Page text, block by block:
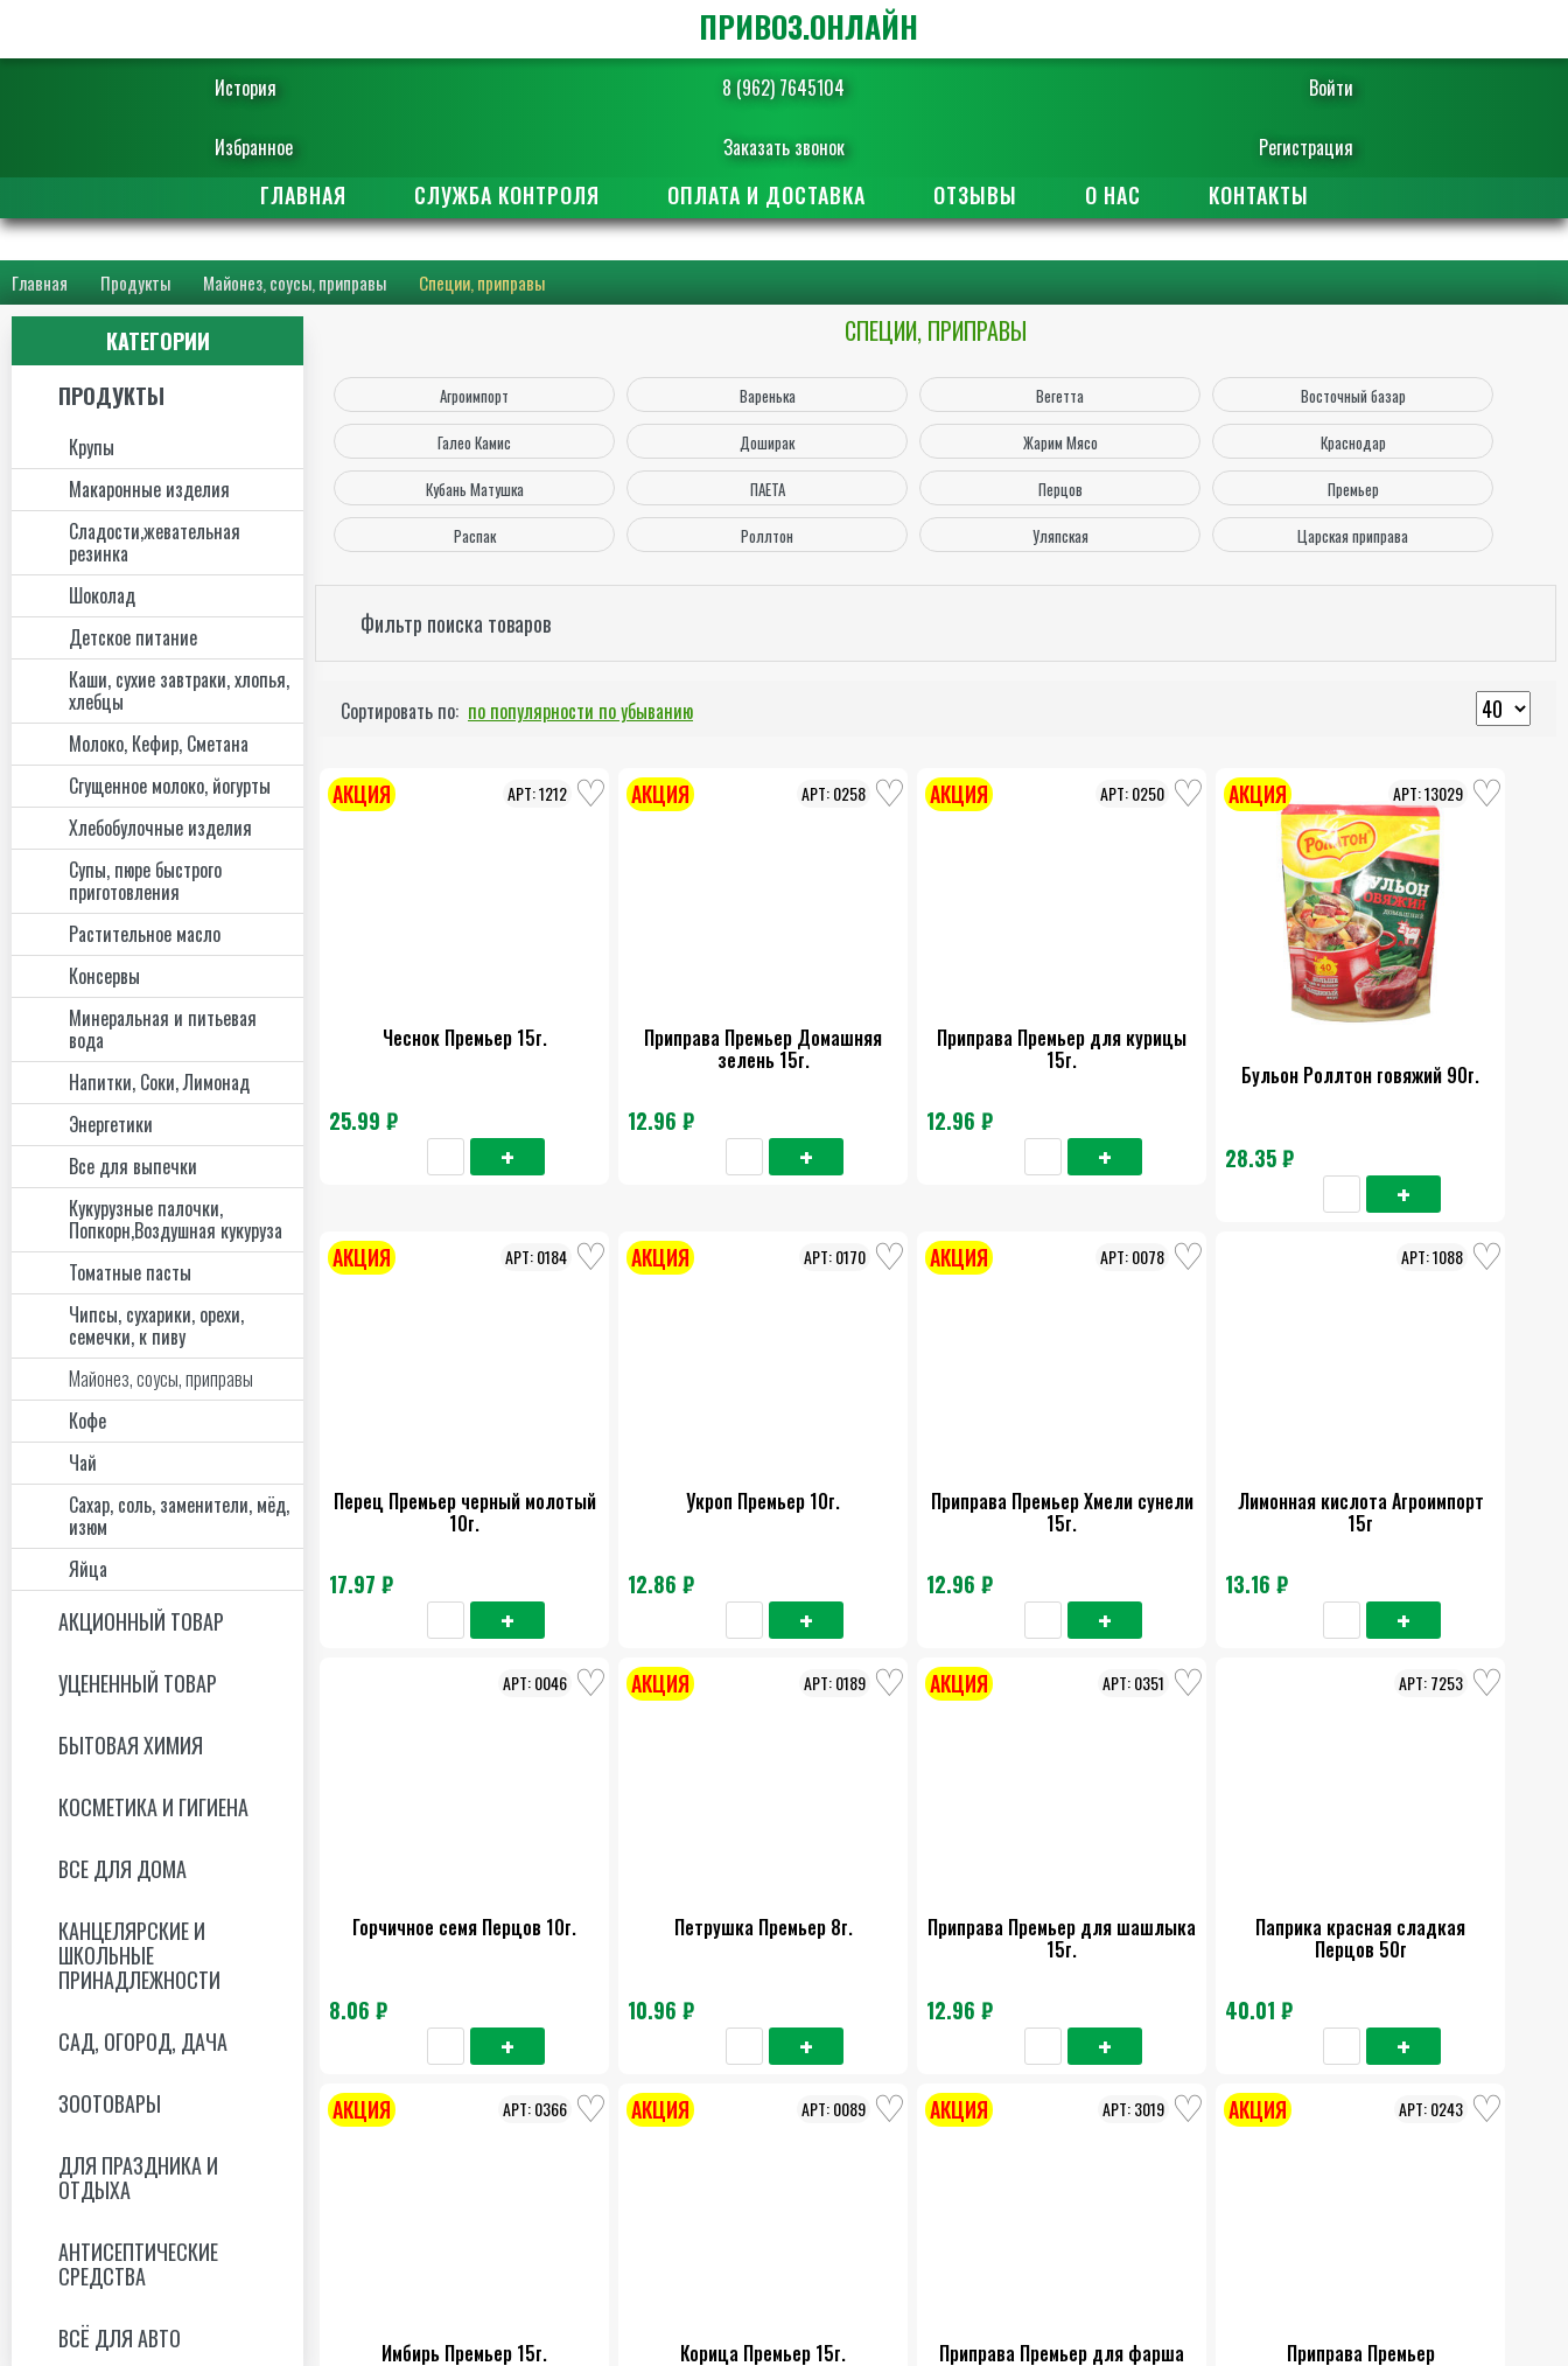
История 8 (962) 7645104 Войти
Избранное Заказать звонок Регистрация
ПРИВОЗ.ОНЛАЙН
ГЛАВНАЯ СЛУЖБА КОНТРОЛЯ ОПЛАТА И ДОСТАВКА ОТЗЫВЫ О НАС КОНТАКТЫ
Главная Продукты Майонез, соусы, приправы Специи, приправы
КАТЕГОРИИ
ПРОДУКТЫ
Крупы
Макаронные изделия
Сладости,жевательная
резинка
Шоколад
Детское питание
Каши, сухие завтраки, хлопья,
хлебцы
Молоко, Кефир, Сметана
Сгущенное молоко, йогурты
Хлебобулочные изделия
Супы, пюре быстрого
приготовления
Растительное масло
Консервы
Минеральная и питьевая
вода
Напитки, Соки, Лимонад
Энергетики
Все для выпечки
Кукурузные палочки,
Попкорн,Воздушная кукуруза
Томатные пасты
Чипсы, сухарики, орехи,
семечки, к пиву
Майонез, соусы, приправы
Кофе
Чай
Сахар, соль, заменители, мёд,
изюм
Яйца
АКЦИОННЫЙ ТОВАР
УЦЕНЕННЫЙ ТОВАР
БЫТОВАЯ ХИМИЯ
КОСМЕТИКА И ГИГИЕНА
ВСЕ ДЛЯ ДОМА
КАНЦЕЛЯРСКИЕ И
ШКОЛЬНЫЕ
ПРИНАДЛЕЖНОСТИ
САД, ОГОРОД, ДАЧА
ЗООТОВАРЫ
ДЛЯ ПРАЗДНИКА И
ОТДЫХА
АНТИСЕПТИЧЕСКИЕ
СРЕДСТВА
ВСЁ ДЛЯ АВТО
СПЕЦИИ, ПРИПРАВЫ
Агроимпорт Варенька Вегетта
Восточный базар
Галео Камис
Доширак Жарим Мясо
Краснодар
Кубань Матушка
ПАЕТА Перцов
Премьер
Распак
Роллтон Уляпская Царская приправа
Фильтр поиска товаров
Сортировать по: по популярности по убыванию
Чеснок Премьер 15г.
25.99 ₽
1212
АКЦИЯ
Приправа Премьер Домашняя
зелень 15г.
12.96 ₽
0258
АКЦИЯ
Приправа Премьер для курицы
15г.
12.96 ₽
0250
АКЦИЯ
Бульон Роллтон говяжий 90г.
28.35 ₽
13029
АКЦИЯ
Перец Премьер черный молотый
10г.
17.97 ₽
0184
АКЦИЯ
Укроп Премьер 10г.
12.86 ₽
0170
АКЦИЯ
Приправа Премьер Хмели сунели
15г.
12.96 ₽
0078
АКЦИЯ
Лимонная кислота Агроимпорт
15г
13.16 ₽
1088
Горчичное семя Перцов 10г.
8.06 ₽
0046
Петрушка Премьер 8г.
10.96 ₽
0189
АКЦИЯ
Приправа Премьер для шашлыка
15г.
12.96 ₽
0351
АКЦИЯ
Паприка красная сладкая
Перцов 50г
40.01 ₽
7253
Имбирь Премьер 15г.
0366
АКЦИЯ
Корица Премьер 15г.
0089
АКЦИЯ
Приправа Премьер для фарша
3019
АКЦИЯ
Приправа Премьер
0243
АКЦИЯ